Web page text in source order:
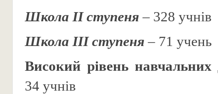
Школа ІІ ступеня – 328 учнів
Школа ІІІ ступеня – 71 учень
Високий рівень навчальних
34 учнів